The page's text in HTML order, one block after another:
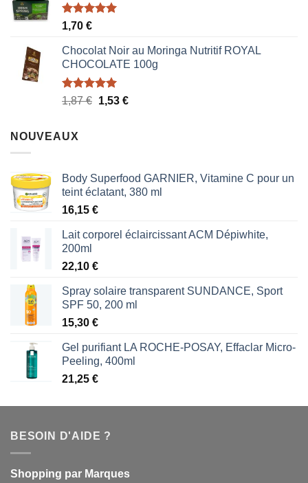
était :
Note5.00
1,70 €
Chocolat Noir au Moringa Nutritif ROYAL
CHOCOLATE 100g
Note5.00
1,87€ Le
1,53 €Le
NOUVEAUX
Body Superfood GARNIER, Vitamine C pour un
teint éclatant, 380 ml
16,15 €
Lait corporel éclaircissant ACM Dépiwhite,
200ml
22,10 €
Spray solaire transparent SUNDANCE, Sport
SPF 50, 200 ml
15,30 €
Gel purifiant LA ROCHE-POSAY, Effaclar Micro-
Peeling, 400ml
21,25 €
BESOIN D'AIDE ?
Shopping par Marques